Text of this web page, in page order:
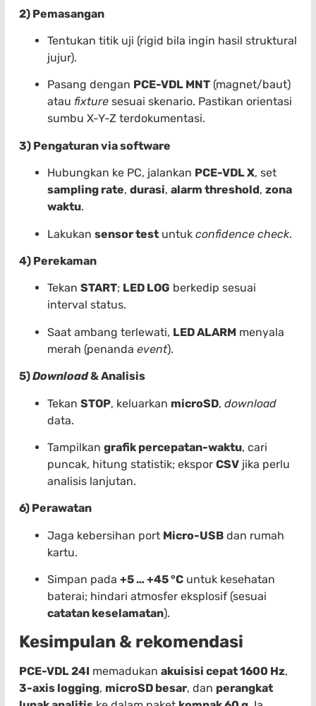
2) Pemasangan
Tentukan titik uji (rigid bila ingin hasil struktural
jujur).
Pasang dengan PCE-VDL MNT (magnet/baut)
atau fixture sesuai skenario. Pastikan orientasi
sumbu X-Y-Z terdokumentasi.
3) Pengaturan via software
Hubungkan ke PC, jalankan PCE-VDL X, set
sampling rate, durasi, alarm threshold, zona
waktu.
Lakukan sensor test untuk confidence check.
4) Perekaman
Tekan START; LED LOG berkedip sesuai
interval status.
Saat ambang terlewati, LED ALARM menyala
merah (penanda event).
5)Download& Analisis
Tekan STOP, keluarkan microSD, download
data.
Tampilkan grafik percepatan-waktu, cari
puncak, hitung statistik; ekspor CSV jika perlu
analisis lanjutan.
6) Perawatan
Jaga kebersihan port Micro-USB dan rumah
kartu.
Simpan pada +5 … +45 °C untuk kesehatan
baterai; hindari atmosfer eksplosif (sesuai
catatan keselamatan).
Kesimpulan & rekomendasi
PCE-VDL 24I memadukan akuisisi cepat 1600 Hz,
3-axis logging, microSD besar, dan perangkat